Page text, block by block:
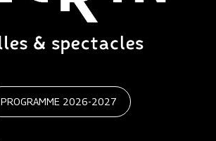
PROGRAMME 2026-2027